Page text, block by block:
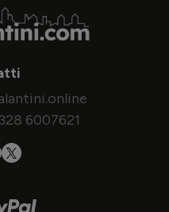
6007621